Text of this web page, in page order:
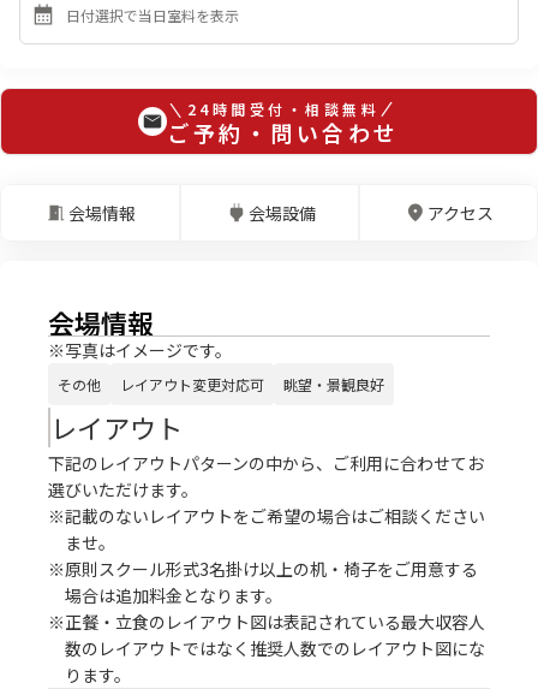
24時間受付・相談無料
ご予約・問い合わせ
会場情報 会場設備 アクセス
会場情報
※写真はイメージです。
その他 レイアウト変更対応可 眺望・景観良好
レイアウト
下記のレイアウトパターンの中から、ご利用に合わせてお
選びいただけます。
※記載のないレイアウトをご希望の場合はご相談ください
ませ。
※原則スクール形式3名掛け以上の机・椅子をご用意する
場合は追加料金となります。
※正餐・立食のレイアウト図は表記されている最大収容人
数のレイアウトではなく推奨人数でのレイアウト図にな
ります。